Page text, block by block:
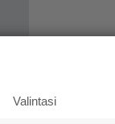
Valintasi